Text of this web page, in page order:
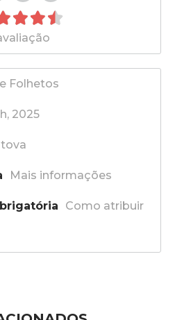
Folhetos
2025
Mais informações
Como atribuir